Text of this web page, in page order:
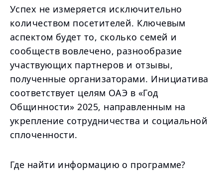
Успех не измеряется исключительно
количеством посетителей. Ключевым
аспектом будет то, сколько семей и
сообществ вовлечено, разнообразие
участвующих партнеров и отзывы,
полученные организаторами. Инициатива
соответствует целям ОАЭ в «Год
Общинности» 2025, направленным на
укрепление сотрудничества и социальной
сплоченности.
Где найти информацию о программе?